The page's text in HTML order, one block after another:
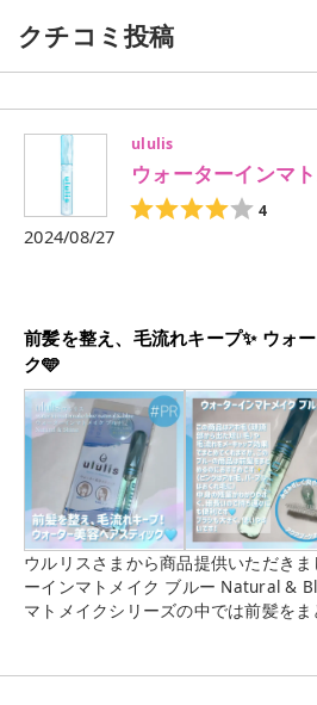
クチコミ投稿
ululis
ウォーターインマ
4
2024/08/27
前髪を整え、毛流れキープ✨️ ウォ
ク🩵
ウルリスさまから商品提供いただきました🫧‪ ♡⃛ ululis
ーインマトメイク ブルー Natural & Blue このブルーの商品は
マトメイクシリーズの中では前髪を
なくつけていてもほんのり香るくらいでした🩵 液